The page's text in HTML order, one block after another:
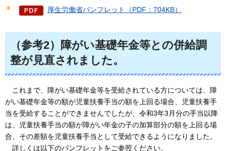
厚生労働省パンフレット（PDF：704KB）
（参考2）障がい基礎年金等との併給調
整が見直されました。
これまで 、障がい基礎年金等を受給されている方については、障
がい基礎年金等の額が児童扶養手当の額を上回る場合、児童扶養手
当を受給することができませんでしたが、令和3年3月分の手当以降
は、児童扶養手当の額が障がい年金の子の加算部分の額を上回る場
合、その差額を児童扶養手当として受給できるようになりました。
詳しくは以下のパンフレットをご参照ください。